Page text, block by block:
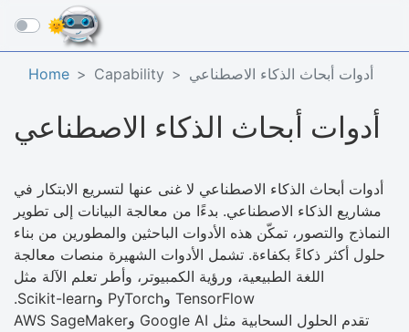
☰
Home Capability أدوات أبحاث الذكاء الاصطناعي
أدوات أبحاث الذكاء الاصطناعي
أدوات أبحاث الذكاء الاصطناعي لا غنى عنها لتسريع الابتكار في
مشاريع الذكاء الاصطناعي. بدءًا من معالجة البيانات إلى تطوير
النماذج والتصور، تمكّن هذه الأدوات الباحثين والمطورين من بناء
حلول أكثر ذكاءً بكفاءة. تشمل الأدوات الشهيرة منصات معالجة
اللغة الطبيعية، ورؤية الكمبيوتر، وأطر تعلم الآلة مثل
TensorFlow وPyTorch وScikit-learn.
تقدم الحلول السحابية مثل Google AI وAWS SageMaker